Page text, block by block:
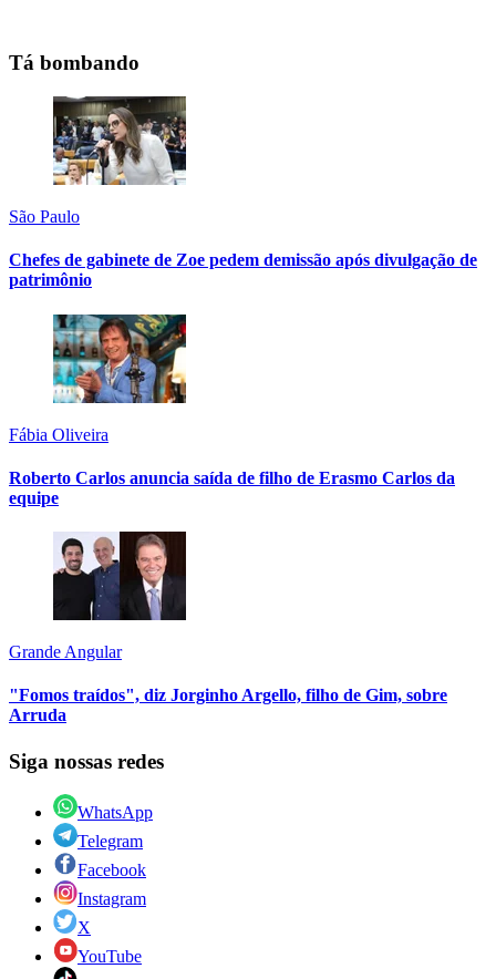
Tá bombando
São Paulo
Chefes de gabinete de Zoe pedem demissão após divulgação de
patrimônio
Fábia Oliveira
Roberto Carlos anuncia saída de filho de Erasmo Carlos da
equipe
Grande Angular
"Fomos traídos", diz Jorginho Argello, filho de Gim, sobre
Arruda
Siga nossas redes
WhatsApp
Telegram
Facebook
Instagram
X
YouTube